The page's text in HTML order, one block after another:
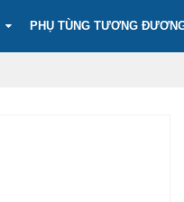
PHỤ TÙNG TƯƠNG